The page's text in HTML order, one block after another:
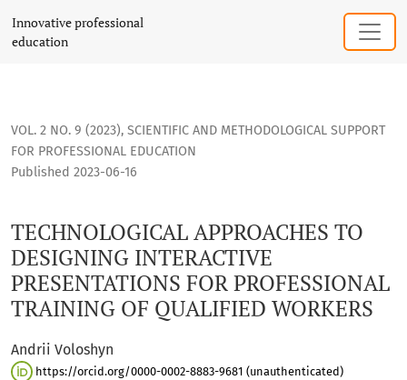
TECHNOLOGICAL APPROACHES TO DESIGNING
Innovative professional
education
VOL. 2 NO. 9 (2023), SCIENTIFIC AND METHODOLOGICAL SUPPORT
FOR PROFESSIONAL EDUCATION
TECHNOLOGICAL APPROACHES TO
DESIGNING INTERACTIVE
PRESENTATIONS FOR PROFESSIONAL
TRAINING OF QUALIFIED WORKERS
Published 2023-06-16
Andrii Voloshyn
https://orcid.org/0000-0002-8883-9681 (unauthenticated)